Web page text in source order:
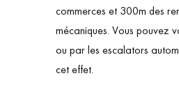
commerces et 300m des
mécaniques. Vous pouvez
ou par les escalators
cet effet.